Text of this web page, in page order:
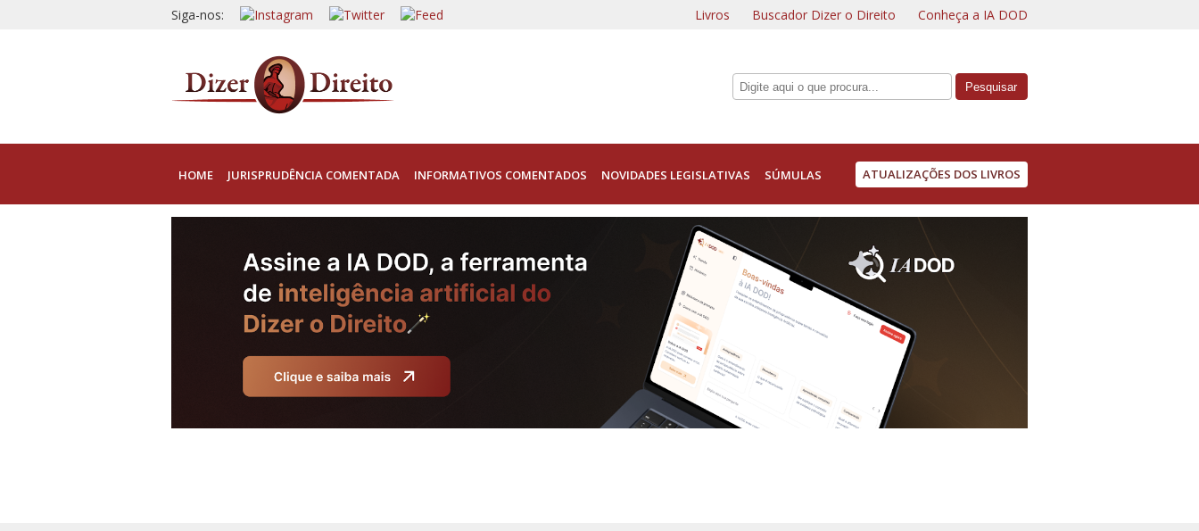
Siga-nos: Livros Buscador Dizer o Direito Conheça a IA DOD
HOME JURISPRUDÊNCIA COMENTADA INFORMATIVOS COMENTADOS NOVIDADES LEGISLATIVAS SÚMULAS ATUALIZAÇÕES DOS LIVROS